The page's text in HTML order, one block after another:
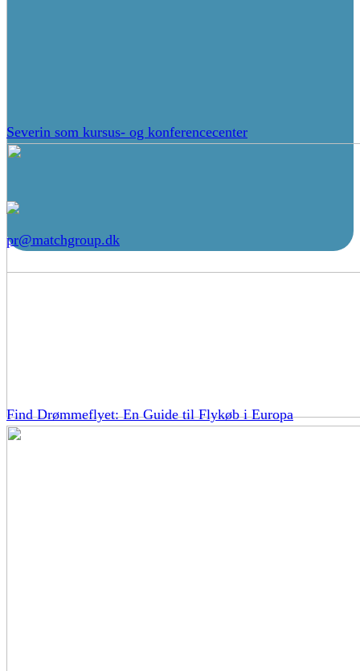
Severin som kursus- og konferencecenter
Find Drømmeflyet: En Guide til Flykøb i Europa
pr@matchgroup.dk